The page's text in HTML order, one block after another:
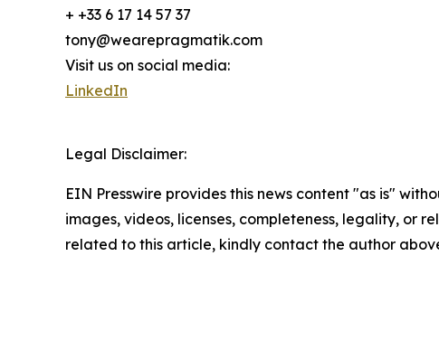
+ +33 6 17 14 57 37
tony@wearepragmatik.com
Visit us on social media:
LinkedIn
Legal Disclaimer:
EIN Presswire provides this news content "as is"
images, videos, licenses, completeness, legality, or
related to this article, kindly contact the author